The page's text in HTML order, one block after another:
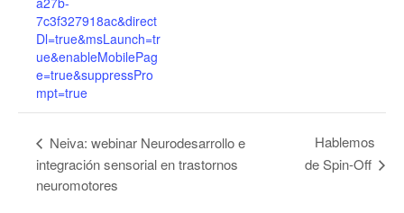
7c3f327918ac&direct
Dl=true&msLaunch=tr
ue&enableMobilePag
e=true&suppressPro
mpt=true
Neiva: webinar Neurodesarrollo e
integración sensorial en trastornos
neuromotores
Hablemos
de Spin-Off